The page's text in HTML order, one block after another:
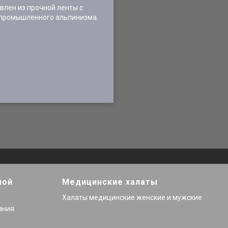
из прочной ленты с
альпинизма.
Медицинские халаты
Халаты медицинские женские и мужские